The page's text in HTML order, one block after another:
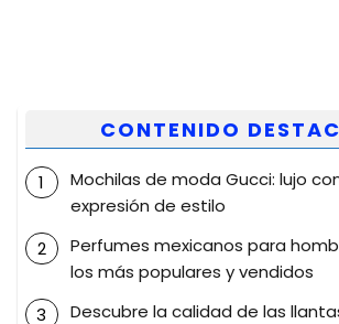
CONTENIDO
Mochilas de moda Gucci: lujo
expresión de estilo
Perfumes mexicanos para
los más populares y vendidos
Descubre la calidad de las